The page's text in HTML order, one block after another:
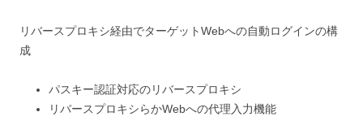
リバースプロキシ経由でターゲットWebへの自動ログインの構
成
パスキー認証対応のリバースプロキシ
リバースプロキシらかWebへの代理入力機能